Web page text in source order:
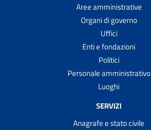
Aree amministrative
Organi di governo
Uffici
Enti e fondazioni
Politici
Personale amministrativo
Luoghi
SERVIZI
Anagrafe e stato civile